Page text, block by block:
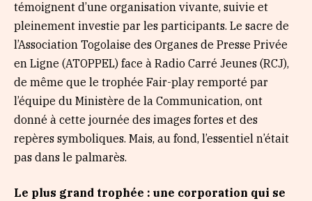
témoignent d’une organisation vivante, suivie et
pleinement investie par les participants. Le sacre de
l’Association Togolaise des Organes de Presse Privée
en Ligne (ATOPPEL) face à Radio Carré Jeunes (RCJ),
de même que le trophée Fair-play remporté par
l’équipe du Ministère de la Communication, ont
donné à cette journée des images fortes et des
repères symboliques. Mais, au fond, l’essentiel n’était
pas dans le palmarès.
Le plus grand trophée : une corporation qui se